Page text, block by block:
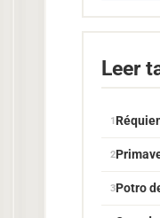
Leer
Potro